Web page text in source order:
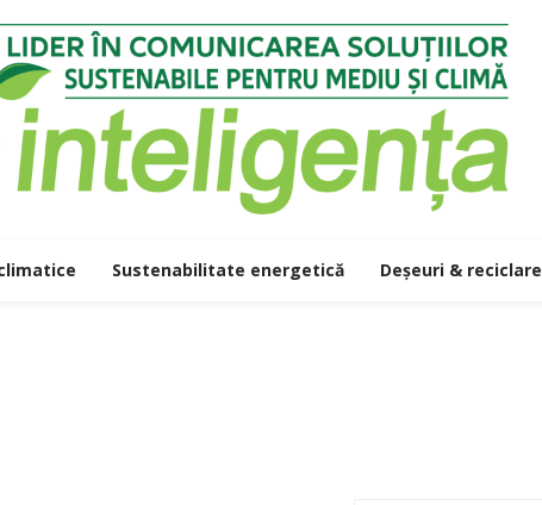
Sustenabilitate energetică Deșeuri & reciclare